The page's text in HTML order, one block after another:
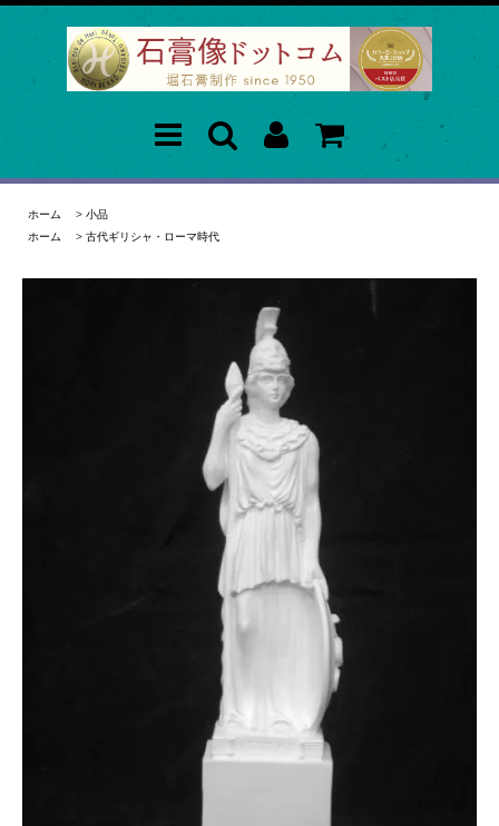
ホーム > 小品
ホーム
> 古代ギリシャ・ローマ時代